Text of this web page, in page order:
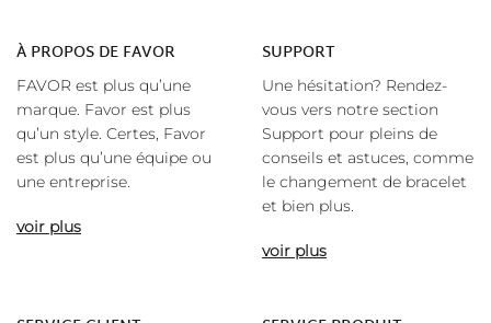
À PROPOS DE FAVOR
FAVOR est plus qu’une
marque. Favor est plus
qu’un style. Certes, Favor
est plus qu’une équipe ou
une entreprise.
voir plus
SUPPORT
Une hésitation? Rendez-
vous vers notre section
Support pour pleins de
conseils et astuces, comme
le changement de bracelet
et bien plus.
voir plus